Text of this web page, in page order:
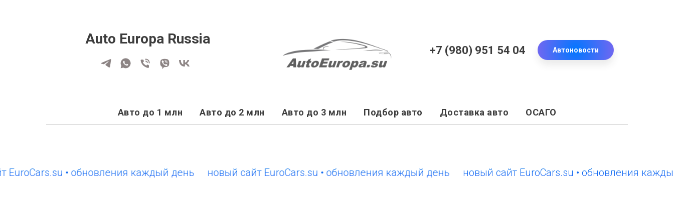
Auto Europa Russia
+7 (980) 951 54 04 Автоновости
Авто до 1 млн Авто до 2 млн Авто до 3 млн Подбор авто Доставка авто ОСАГО
• обновления каждый день новый сайт EuroCars.su • обновления каждый день новый сайт EuroCars.su • обновления каждый